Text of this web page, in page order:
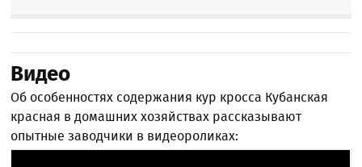
Видео
Об особенностях содержания кур кросса Кубанская
красная в домашних хозяйствах рассказывают
опытные заводчики в видеороликах: